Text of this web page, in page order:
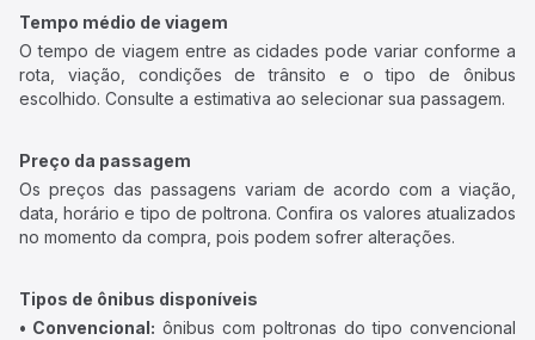
Tempo médio de viagem
O tempo de viagem entre as cidades pode variar conforme a
rota, viação, condições de trânsito e o tipo de ônibus
escolhido. Consulte a estimativa ao selecionar sua passagem.
Preço da passagem
Os preços das passagens variam de acordo com a viação,
data, horário e tipo de poltrona. Confira os valores atualizados
no momento da compra, pois podem sofrer alterações.
Tipos de ônibus disponíveis
• Convencional: ônibus com poltronas do tipo convencional